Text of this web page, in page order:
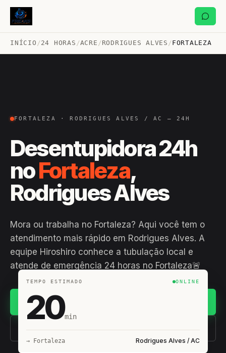
INÍCIO /24 HORAS /ACRE /RODRIGUES ALVES /FORTALEZA
FORTALEZA · RODRIGUES ALVES / AC — 24H
Desentupidora 24h
noFortaleza,
Rodrigues Alves
Mora ou trabalha no Fortaleza? Aqui você tem o
atendimento mais rápido em Rodrigues Alves. A
equipe Hiroshiro conhece a tubulação local e
atende de emergência 24 horas no Fortaleza🚨
(11) 93407-8838
TEMPO ESTIMADO ONLINE
20min
→ Fortaleza Rodrigues Alves / AC